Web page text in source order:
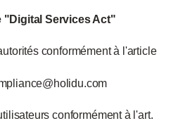
"Digital Services Act"
conformément à l'article
conformément à l'art.